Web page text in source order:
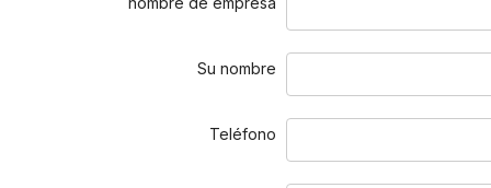
Traje de baño de una pieza
Traje de baño de dos piezas
Su nombre
Teléfono